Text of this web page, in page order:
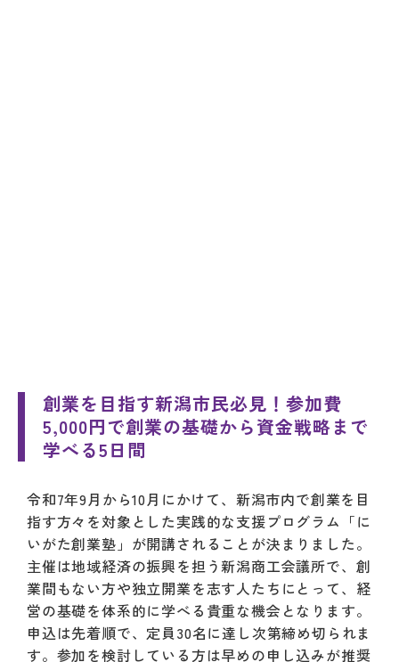
創業を目指す新潟市民必見！参加費
5,000円で創業の基礎から資金戦略まで
学べる5日間
令和7年9月から10月にかけて、新潟市内で創業を目
指す方々を対象とした実践的な支援プログラム「に
いがた創業塾」が開講されることが決まりました。
主催は地域経済の振興を担う新潟商工会議所で、創
業間もない方や独立開業を志す人たちにとって、経
営の基礎を体系的に学べる貴重な機会となります。
申込は先着順で、定員30名に達し次第締め切られま
す。参加を検討している方は早めの申し込みが推奨